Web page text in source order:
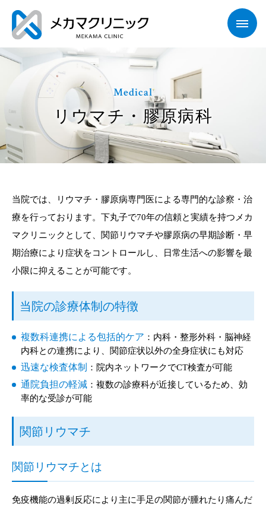
Medical
リウマチ・膠原病科
当院では、リウマチ・膠原病専門医による専門的な診察・治
療を行っております。下丸子で70年の信頼と実績を持つメカ
マクリニックとして、関節リウマチや膠原病の早期診断・早
期治療により症状をコントロールし、日常生活への影響を最
小限に抑えることが可能です。
当院の診療体制の特徴
複数科連携による包括的ケア ：内科・整形外科・脳神経
内科との連携により、関節症状以外の全身症状にも対応
迅速な検査体制 ：院内ネットワークでCT検査が可能
通院負担の軽減 ：複数の診療科が近接しているため、効
率的な受診が可能
関節リウマチ
関節リウマチとは
免疫機能の過剰反応により主に手足の関節が腫れたり痛んだ